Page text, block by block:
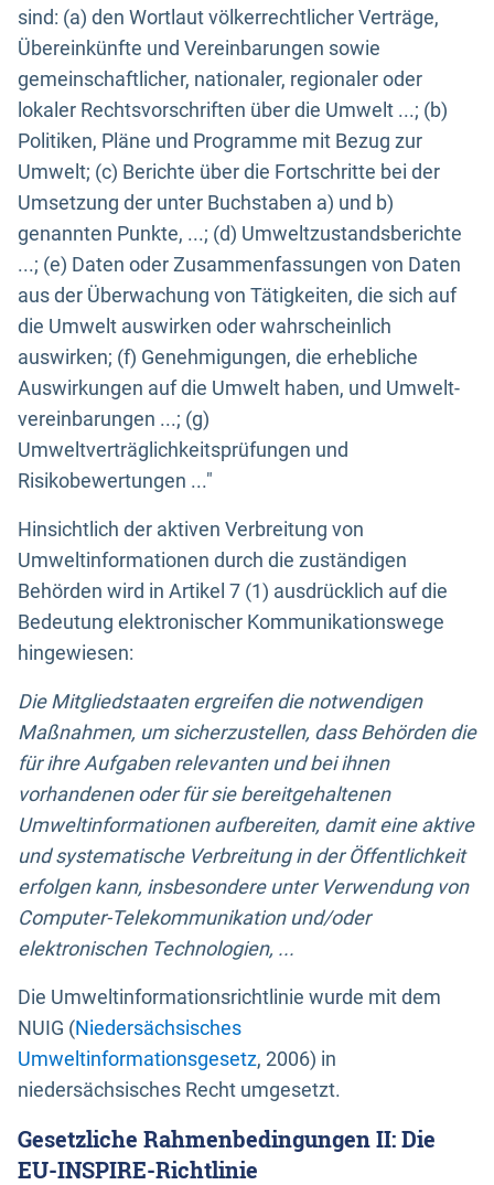
sind: (a) den Wortlaut völkerrechtlicher Verträge,
Übereinkünfte und Vereinbarungen sowie
gemeinschaftlicher, nationaler, regionaler oder
lokaler Rechtsvorschriften über die Umwelt ...; (b)
Politiken, Pläne und Programme mit Bezug zur
Umwelt; (c) Berichte über die Fortschritte bei der
Umsetzung der unter Buchstaben a) und b)
genannten Punkte, ...; (d) Umweltzustandsberichte
...; (e) Daten oder Zusammenfassungen von Daten
aus der Überwachung von Tätigkeiten, die sich auf
die Umwelt auswirken oder wahrscheinlich
auswirken; (f) Genehmigungen, die erhebliche
Auswirkungen auf die Umwelt haben, und Umwelt-
vereinbarungen ...; (g)
Umweltverträglichkeitsprüfungen und
Risikobewertungen ..."
Hinsichtlich der aktiven Verbreitung von
Umweltinformationen durch die zuständigen
Behörden wird in Artikel 7 (1) ausdrücklich auf die
Bedeutung elektronischer Kommunikationswege
hingewiesen:
Die Mitgliedstaaten ergreifen die notwendigen
Maßnahmen, um sicherzustellen, dass Behörden die
für ihre Aufgaben relevanten und bei ihnen
vorhandenen oder für sie bereitgehaltenen
Umweltinformationen aufbereiten, damit eine aktive
und systematische Verbreitung in der Öffentlichkeit
erfolgen kann, insbesondere unter Verwendung von
Computer-Telekommunikation und/oder
elektronischen Technologien, ...
Die Umweltinformationsrichtlinie wurde mit dem
NUIG (Niedersächsisches
Umweltinformationsgesetz, 2006) in
niedersächsisches Recht umgesetzt.
Gesetzliche Rahmenbedingungen II: Die
EU-INSPIRE-Richtlinie